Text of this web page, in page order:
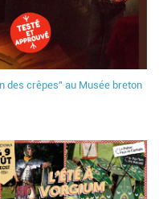
des crêpes" au Musée breton